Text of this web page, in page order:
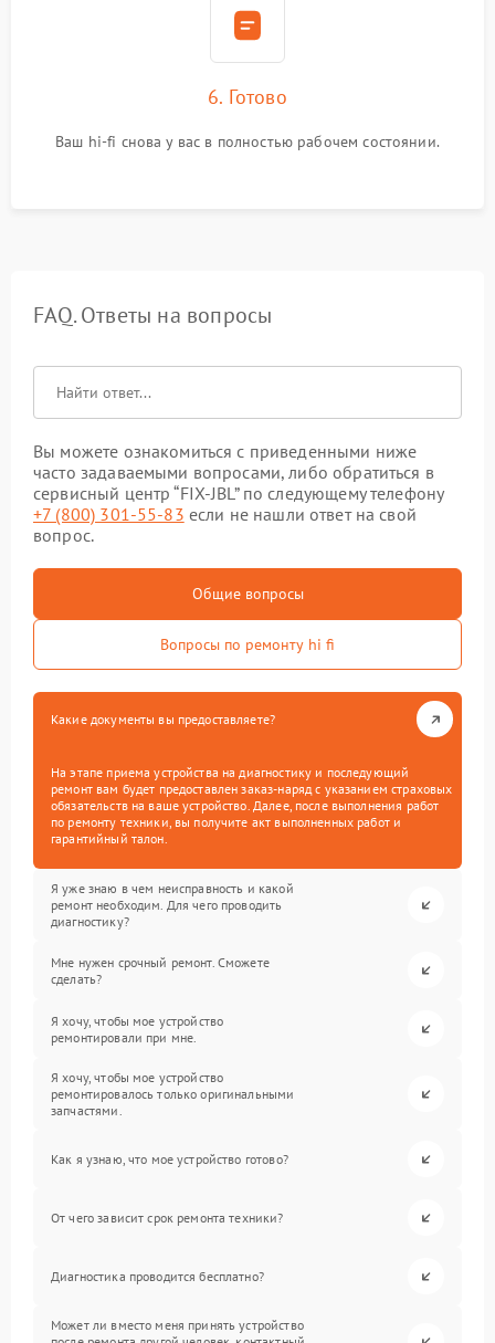
6. Готово
Ваш hi-fi снова у вас в полностью рабочем состоянии.
FAQ. Ответы на вопросы
Вы можете ознакомиться с приведенными ниже
часто задаваемыми вопросами, либо обратиться в
сервисный центр “FIX-JBL” по следующему телефону
+7 (800) 301-55-83 если не нашли ответ на свой
вопрос.
Общие вопросы
Вопросы по ремонту hi fi
Какие документы вы предоставляете?
На этапе приема устройства на диагностику и последующий
ремонт вам будет предоставлен заказ-наряд с указанием страховых
обязательств на ваше устройство. Далее, после выполнения работ
по ремонту техники, вы получите акт выполненных работ и
гарантийный талон.
Я уже знаю в чем неисправность и какой
ремонт необходим. Для чего проводить
диагностику?
Мне нужен срочный ремонт. Сможете
сделать?
Я хочу, чтобы мое устройство
ремонтировали при мне.
Я хочу, чтобы мое устройство
ремонтировалось только оригинальными
запчастями.
Как я узнаю, что мое устройство готово?
От чего зависит срок ремонта техники?
Диагностика проводится бесплатно?
Может ли вместо меня принять устройство